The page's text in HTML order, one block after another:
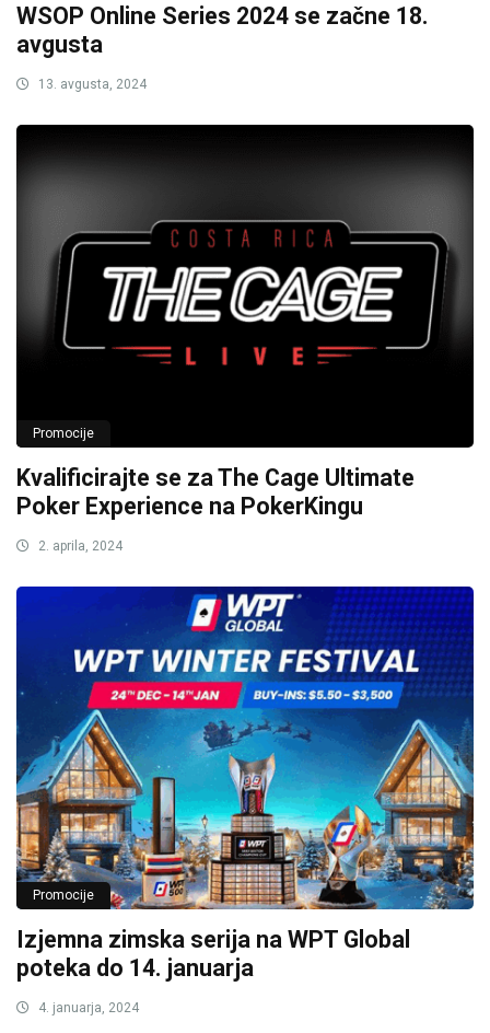
WSOP Online Series 2024 se začne 18.
avgusta
13. avgusta, 2024
Promocije
Kvalificirajte se za The Cage Ultimate
Poker Experience na PokerKingu
2. aprila, 2024
Promocije
Izjemna zimska serija na WPT Global
poteka do 14. januarja
4. januarja, 2024